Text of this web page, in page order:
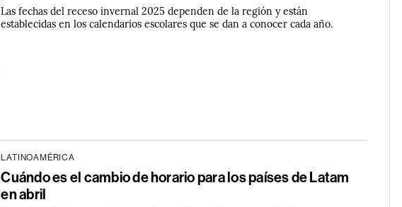
Las fechas del receso invernal 2025 dependen de la región y están
establecidas en los calendarios escolares que se dan a conocer cada año.
LATINOAMÉRICA
Cuándo es el cambio de horario para los países de Latam
en abril